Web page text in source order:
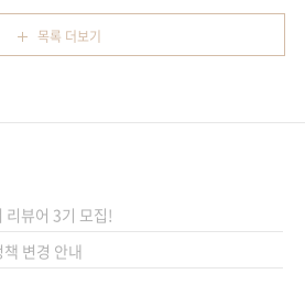
던지는 책이
) [교보문고] [도
다루는 책이
요하다고 느끼
유출되어 세상
북 연구진은
두뇌가 불화에
했으며, 페이스
목록 더보기
리뷰어 3기 모집!
변경 안내